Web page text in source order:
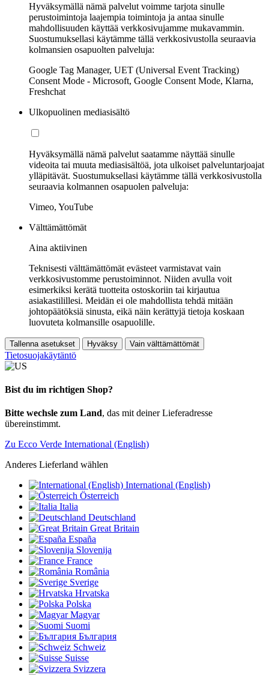
Hyväksymällä nämä palvelut voimme tarjota sinulle
perustoimintoja laajempia toimintoja ja antaa sinulle
mahdollisuuden käyttää verkkosivujamme mukavammin.
Suostumuksellasi käytämme tällä verkkosivustolla seuraavia
kolmansien osapuolten palveluja:
Google Tag Manager, UET (Universal Event Tracking)
Consent Mode - Microsoft, Google Consent Mode, Klarna,
Freshchat
Ulkopuolinen mediasisältö
Hyväksymällä nämä palvelut saatamme näyttää sinulle
videoita tai muuta mediasisältöä, jota ulkoiset palveluntarjoajat
ylläpitävät. Suostumuksellasi käytämme tällä verkkosivustolla
seuraavia kolmannen osapuolen palveluja:
Vimeo, YouTube
Välttämättömät
Aina aktiivinen
Teknisesti välttämättömät evästeet varmistavat vain
verkkosivustomme perustoiminnot. Niiden avulla voit
esimerkiksi kerätä tuotteita ostoskoriin tai kirjautua
asiakastilillesi. Meidän ei ole mahdollista tehdä mitään
johtopäätöksiä sinusta, eikä näin kerättyjä tietoja koskaan
luovuteta kolmansille osapuolille.
Tallenna asetukset Hyväksy Vain välttämättömät
Tietosuojakäytäntö
Bist du im richtigen Shop?
Bitte wechsle zum Land, das mit deiner Lieferadresse
übereinstimmt.
Zu Ecco Verde International (English)
Anderes Lieferland wählen
International (English)
Österreich
Italia
Deutschland
Great Britain
España
Slovenija
France
România
Sverige
Hrvatska
Polska
Magyar
Suomi
България
Schweiz
Suisse
Svizzera